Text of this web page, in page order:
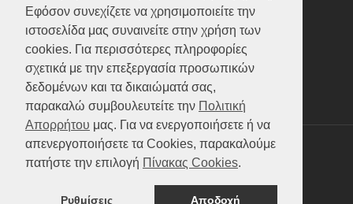
Εφόσον συνεχίζετε να χρησιμοποιείτε την
ιστοσελίδα μας συναινείτε στην χρήση των
cookies. Για περισσότερες πληροφορίες
σχετικά με την επεξεργασία προσωπικών
δεδομένων και τα δικαιώματά σας,
παρακαλώ συμβουλευτείτε την Πολιτική
Απορρήτου μας. Για να ενεργοποιήσετε ή να
απενεργοποιήσετε τα Cookies, παρακαλούμε
πατήστε την επιλογή Πίνακας Cookies.
Ρυθμίσεις Αποδοχή
Test ride
Επικοινωνία
Service
Κατάλογος
FAQ
SOCIAL MEDIA